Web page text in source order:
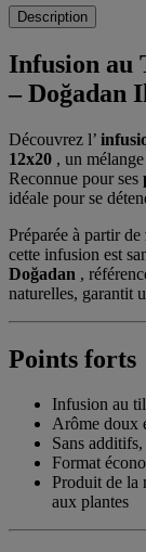
Description
Infusion au
– Doğadan
Découvrez l’
12x20 , un mélange
Reconnue pour ses
idéale pour se
Préparée à partir de
cette infusion est
Doğadan ,
naturelles, garantit
Points forts
Infusion au
Arôme doux
Sans
Format
Produit de la
aux plantes